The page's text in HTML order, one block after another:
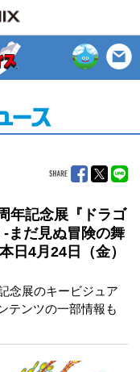
年記念展『ドラゴ
まだ見ぬ冒険の舞
日4月24日（金）
念展のキービジュア
テンツの一部情報も